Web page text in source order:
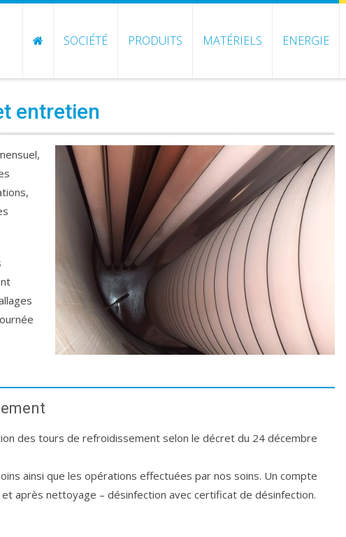
SOCIÉTÉ PRODUITS MATÉRIELS ENERGIE
entretien
des tours de refroidissement selon le décret du 24 décembre
ainsi que les opérations effectuées par nos soins. Un compte
après nettoyage – désinfection avec certificat de désinfection.